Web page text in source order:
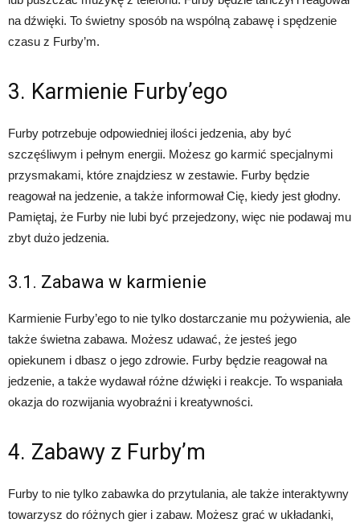
na dźwięki. To świetny sposób na wspólną zabawę i spędzenie
czasu z Furby’m.
3. Karmienie Furby’ego
Furby potrzebuje odpowiedniej ilości jedzenia, aby być
szczęśliwym i pełnym energii. Możesz go karmić specjalnymi
przysmakami, które znajdziesz w zestawie. Furby będzie
reagował na jedzenie, a także informował Cię, kiedy jest głodny.
Pamiętaj, że Furby nie lubi być przejedzony, więc nie podawaj mu
zbyt dużo jedzenia.
3.1. Zabawa w karmienie
Karmienie Furby’ego to nie tylko dostarczanie mu pożywienia, ale
także świetna zabawa. Możesz udawać, że jesteś jego
opiekunem i dbasz o jego zdrowie. Furby będzie reagował na
jedzenie, a także wydawał różne dźwięki i reakcje. To wspaniała
okazja do rozwijania wyobraźni i kreatywności.
4. Zabawy z Furby’m
Furby to nie tylko zabawka do przytulania, ale także interaktywny
towarzysz do różnych gier i zabaw. Możesz grać w układanki,